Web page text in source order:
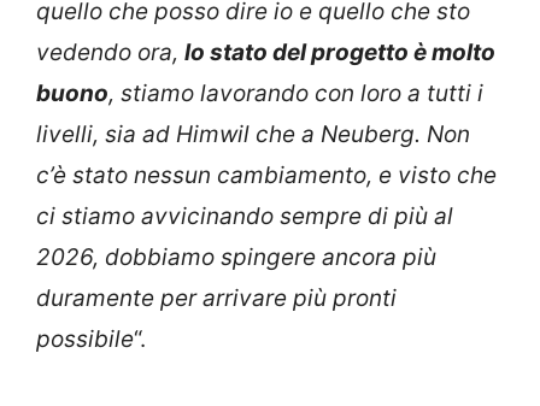
quello che posso dire io e quello che sto
vedendo ora, lo stato del progetto è molto
buono, stiamo lavorando con loro a tutti i
livelli, sia ad Himwil che a Neuberg. Non
c’è stato nessun cambiamento, e visto che
ci stiamo avvicinando sempre di più al
2026, dobbiamo spingere ancora più
duramente per arrivare più pronti
possibile“.